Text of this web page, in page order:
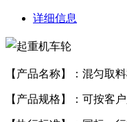
详细信息
【产品名称】：混匀取
【产品规格】：可按客